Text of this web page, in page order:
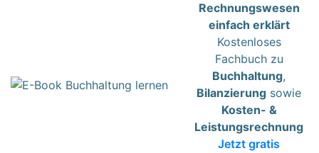
Rechnungswesen
einfach erklärt
Kostenloses
Fachbuch zu
Buchhaltung,
Bilanzierung sowie
Kosten- &
Leistungsrechnung
Jetzt gratis